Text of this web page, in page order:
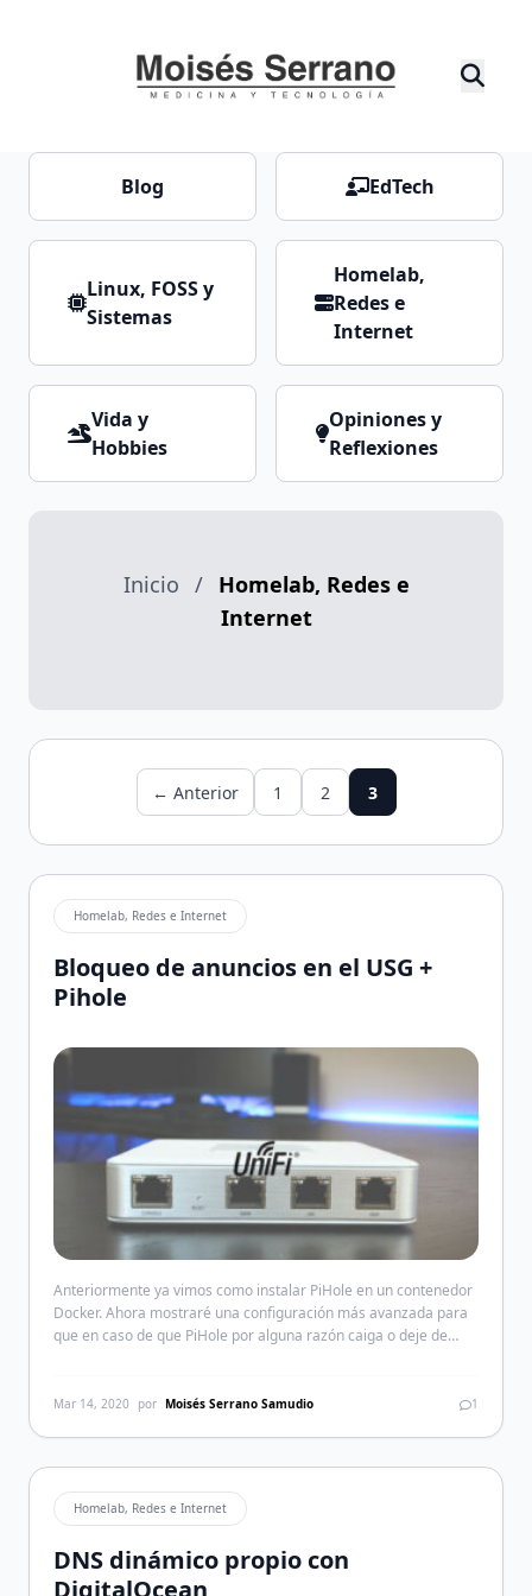
Blog EdTech
Linux, FOSS y
Sistemas
Homelab,
Redes e
Internet
Vida y
Hobbies
Opiniones y
Reflexiones
Inicio /
Homelab, Redes e
Internet
← Anterior 1 2 3
Homelab, Redes e Internet
Bloqueo de anuncios en el USG +
Pihole
Anteriormente ya vimos como instalar PiHole en un contenedor
Docker. Ahora mostraré una configuración más avanzada para
que en caso de que PiHole por alguna razón caiga o deje de
de estadística alguna, pero por lo […]
Mar 14, 2020 por Moisés Serrano Samudio 1
Homelab, Redes e Internet
DNS dinámico propio con
DigitalOcean